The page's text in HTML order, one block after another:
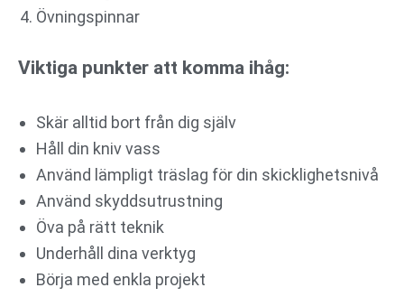
Övningspinnar
Viktiga punkter att komma ihåg:
Skär alltid bort från dig själv
Håll din kniv vass
Använd lämpligt träslag för din skicklighetsnivå
Använd skyddsutrustning
Öva på rätt teknik
Underhåll dina verktyg
Börja med enkla projekt